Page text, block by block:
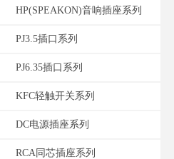
HP(SPEAKON)音响插座系列
PJ3.5插口系列
PJ6.35插口系列
KFC轻触开关系列
DC电源插座系列
RCA同芯插座系列